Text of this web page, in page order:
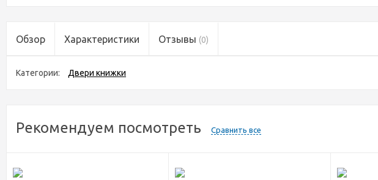
Обзор Характеристики Отзывы (0)
Категории: Двери книжки
Рекомендуем посмотреть Сравнить все